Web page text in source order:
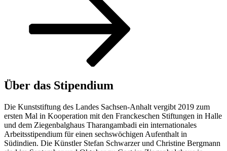
Über das Stipendium
Die Kunststiftung des Landes Sachsen-Anhalt vergibt 2019 zum
ersten Mal in Kooperation mit den Franckeschen Stiftungen in Halle
und dem Ziegenbalghaus Tharangambadi ein internationales
Arbeitsstipendium für einen sechswöchigen Aufenthalt in
Südindien. Die Künstler Stefan Schwarzer und Christine Bergmann